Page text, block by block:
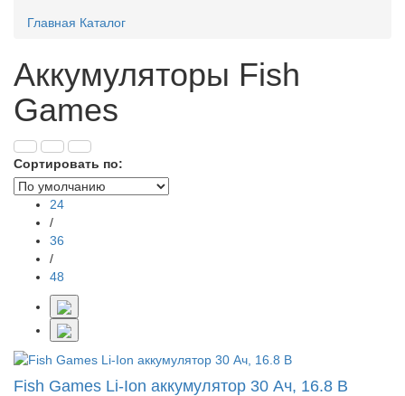
Главная Каталог
Аккумуляторы Fish
Games
Сортировать по:
24
/
36
/
48
Fish Games Li-Ion аккумулятор 30 Ач, 16.8 В